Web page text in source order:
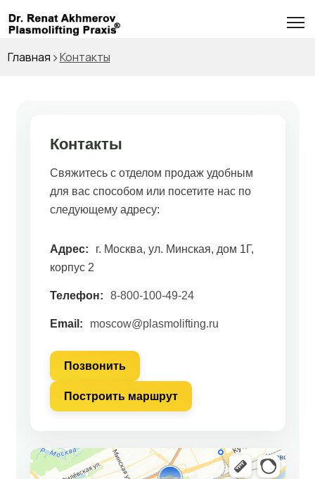
Главная Контакты
Контакты
Свяжитесь с отделом продаж удобным
для вас способом или посетите нас по
следующему адресу:
Адрес:
г. Москва, ул. Минская, дом 1Г,
корпус 2
Телефон: 8-800-100-49-24
Email: moscow@plasmolifting.ru
Позвонить
Построить маршрут